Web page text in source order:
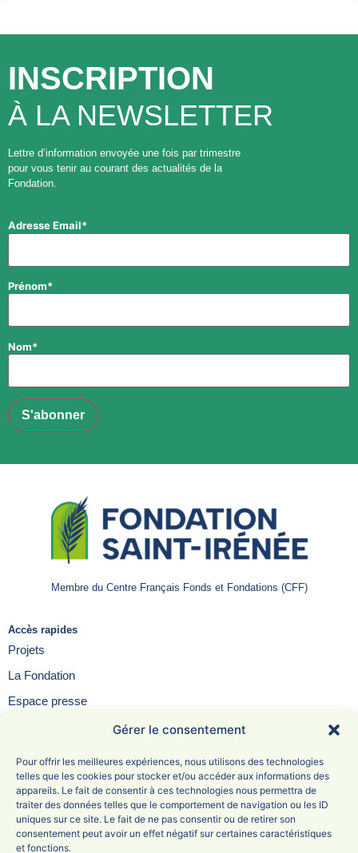
Gérer le consentement
Pour offrir les meilleures expériences, nous utilisons des technologies
telles que les cookies pour stocker et/ou accéder aux informations des
appareils. Le fait de consentir à ces technologies nous permettra de
traiter des données telles que le comportement de navigation ou les ID
uniques sur ce site. Le fait de ne pas consentir ou de retirer son
consentement peut avoir un effet négatif sur certaines caractéristiques
et fonctions.
INSCRIPTION
À LA NEWSLETTER
Lettre d’information envoyée une fois par trimestre
pour vous tenir au courant des actualités de la
Fondation.
Adresse Email*
Prénom*
Nom*
Accès rapides
Projets
La Fondation
Espace presse
Membre du Centre Français Fonds et Fondations (CFF)
Fondation Saint-Irénée
6 Avenue Adolphe Max